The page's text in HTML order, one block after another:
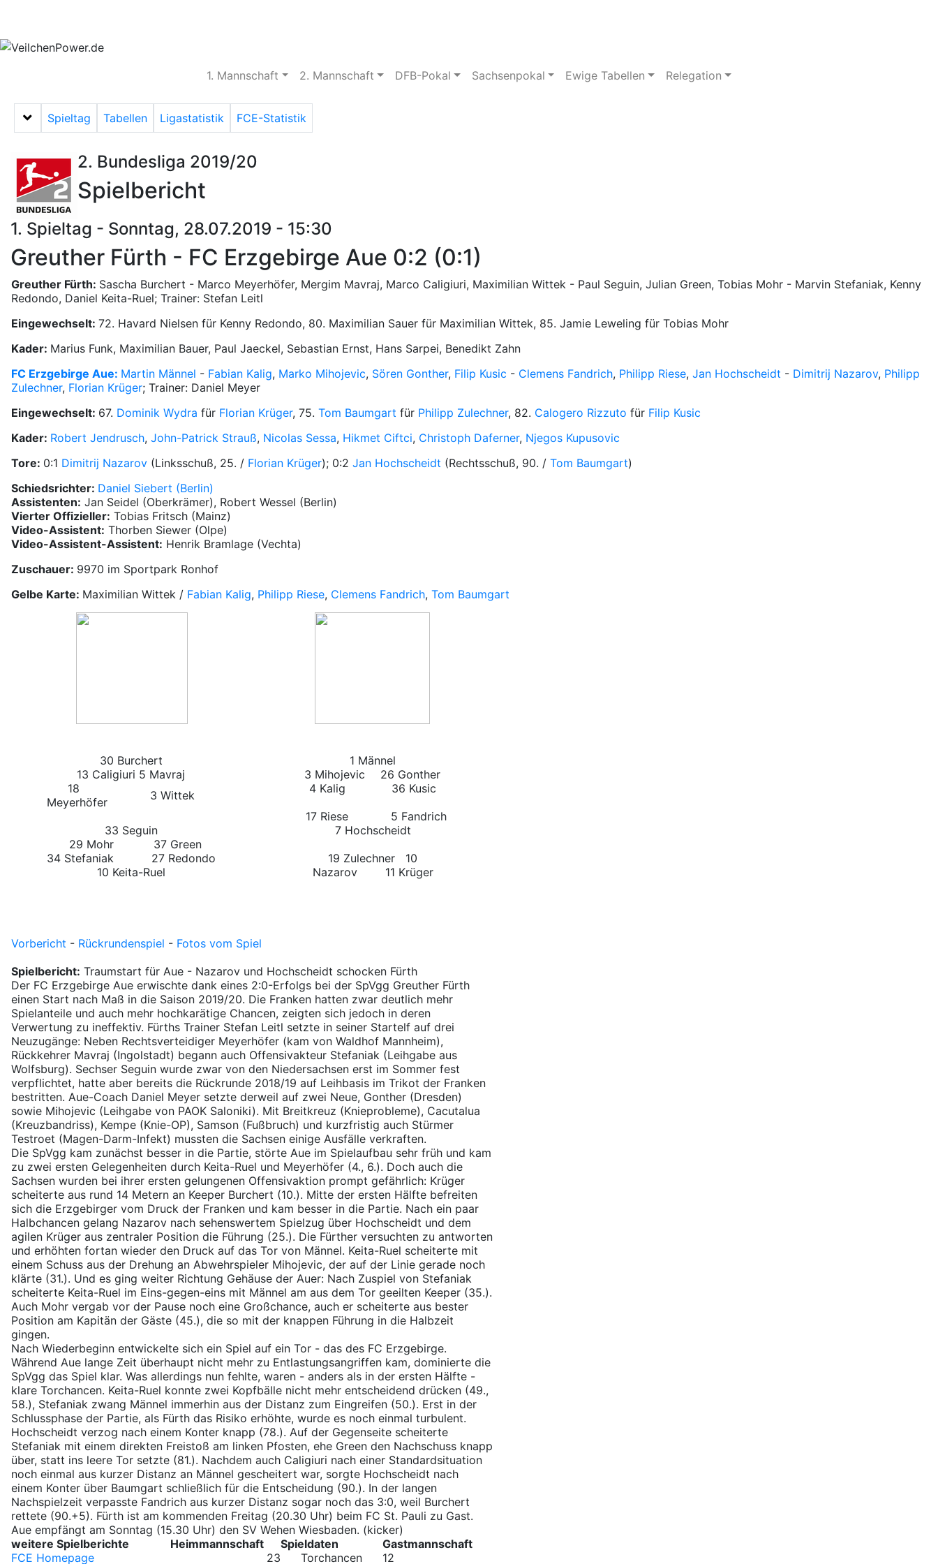
1. Mannschaft 2. Mannschaft DFB-Pokal Sachsenpokal Ewige Tabellen Relegation
Menü auf-/zuklappen
Spieltag Tabellen Ligastatistik FCE-Statistik
2. Bundesliga 2019/20
Spielbericht
1. Spieltag - Sonntag, 28.07.2019 - 15:30
Greuther Fürth - FC Erzgebirge Aue 0:2 (0:1)
Greuther Fürth: Sascha Burchert - Marco Meyerhöfer, Mergim Mavraj, Marco Caligiuri, Maximilian Wittek - Paul Seguin, Julian Green, Tobias Mohr - Marvin Stefaniak, Kenny
Redondo, Daniel Keita-Ruel; Trainer: Stefan Leitl
Eingewechselt: 72. Havard Nielsen für Kenny Redondo, 80. Maximilian Sauer für Maximilian Wittek, 85. Jamie Leweling für Tobias Mohr
Kader: Marius Funk, Maximilian Bauer, Paul Jaeckel, Sebastian Ernst, Hans Sarpei, Benedikt Zahn
FC Erzgebirge Aue: Martin Männel - Fabian Kalig, Marko Mihojevic, Sören Gonther, Filip Kusic - Clemens Fandrich, Philipp Riese, Jan Hochscheidt - Dimitrij Nazarov, Philipp
Zulechner, Florian Krüger; Trainer: Daniel Meyer
Eingewechselt: 67. Dominik Wydra für Florian Krüger, 75. Tom Baumgart für Philipp Zulechner, 82. Calogero Rizzuto für Filip Kusic
Kader: Robert Jendrusch, John-Patrick Strauß, Nicolas Sessa, Hikmet Ciftci, Christoph Daferner, Njegos Kupusovic
Tore: 0:1 Dimitrij Nazarov (Linksschuß, 25. / Florian Krüger); 0:2 Jan Hochscheidt (Rechtsschuß, 90. / Tom Baumgart)
Schiedsrichter: Daniel Siebert (Berlin)
Assistenten: Jan Seidel (Oberkrämer), Robert Wessel (Berlin)
Vierter Offizieller: Tobias Fritsch (Mainz)
Video-Assistent: Thorben Siewer (Olpe)
Video-Assistent-Assistent: Henrik Bramlage (Vechta)
Zuschauer: 9970 im Sportpark Ronhof
Gelbe Karte: Maximilian Wittek / Fabian Kalig, Philipp Riese, Clemens Fandrich, Tom Baumgart
30 Burchert
13 Caligiuri 5 Mavraj
18
Meyerhöfer
3 Wittek
33 Seguin
29 Mohr
37 Green
34 Stefaniak
27 Redondo
10 Keita-Ruel
1 Männel
3 Mihojevic
26 Gonther
4 Kalig
36 Kusic
17 Riese
5 Fandrich
7 Hochscheidt
19 Zulechner 10
Nazarov 11 Krüger
Vorbericht - Rückrundenspiel - Fotos vom Spiel
Spielbericht: Traumstart für Aue - Nazarov und Hochscheidt schocken Fürth
Der FC Erzgebirge Aue erwischte dank eines 2:0-Erfolgs bei der SpVgg Greuther Fürth
einen Start nach Maß in die Saison 2019/20. Die Franken hatten zwar deutlich mehr
Spielanteile und auch mehr hochkarätige Chancen, zeigten sich jedoch in deren
Verwertung zu ineffektiv. Fürths Trainer Stefan Leitl setzte in seiner Startelf auf drei
Neuzugänge: Neben Rechtsverteidiger Meyerhöfer (kam von Waldhof Mannheim),
Rückkehrer Mavraj (Ingolstadt) begann auch Offensivakteur Stefaniak (Leihgabe aus
Wolfsburg). Sechser Seguin wurde zwar von den Niedersachsen erst im Sommer fest
verpflichtet, hatte aber bereits die Rückrunde 2018/19 auf Leihbasis im Trikot der Franken
bestritten. Aue-Coach Daniel Meyer setzte derweil auf zwei Neue, Gonther (Dresden)
sowie Mihojevic (Leihgabe von PAOK Saloniki). Mit Breitkreuz (Knieprobleme), Cacutalua
(Kreuzbandriss), Kempe (Knie-OP), Samson (Fußbruch) und kurzfristig auch Stürmer
Testroet (Magen-Darm-Infekt) mussten die Sachsen einige Ausfälle verkraften.
Die SpVgg kam zunächst besser in die Partie, störte Aue im Spielaufbau sehr früh und kam
zu zwei ersten Gelegenheiten durch Keita-Ruel und Meyerhöfer (4., 6.). Doch auch die
Sachsen wurden bei ihrer ersten gelungenen Offensivaktion prompt gefährlich: Krüger
scheiterte aus rund 14 Metern an Keeper Burchert (10.). Mitte der ersten Hälfte befreiten
sich die Erzgebirger vom Druck der Franken und kam besser in die Partie. Nach ein paar
Halbchancen gelang Nazarov nach sehenswertem Spielzug über Hochscheidt und dem
agilen Krüger aus zentraler Position die Führung (25.). Die Fürther versuchten zu antworten
und erhöhten fortan wieder den Druck auf das Tor von Männel. Keita-Ruel scheiterte mit
einem Schuss aus der Drehung an Abwehrspieler Mihojevic, der auf der Linie gerade noch
klärte (31.). Und es ging weiter Richtung Gehäuse der Auer: Nach Zuspiel von Stefaniak
scheiterte Keita-Ruel im Eins-gegen-eins mit Männel am aus dem Tor geeilten Keeper (35.).
Auch Mohr vergab vor der Pause noch eine Großchance, auch er scheiterte aus bester
Position am Kapitän der Gäste (45.), die so mit der knappen Führung in die Halbzeit
gingen.
Nach Wiederbeginn entwickelte sich ein Spiel auf ein Tor - das des FC Erzgebirge.
Während Aue lange Zeit überhaupt nicht mehr zu Entlastungsangriffen kam, dominierte die
SpVgg das Spiel klar. Was allerdings nun fehlte, waren - anders als in der ersten Hälfte -
klare Torchancen. Keita-Ruel konnte zwei Kopfbälle nicht mehr entscheidend drücken (49.,
58.), Stefaniak zwang Männel immerhin aus der Distanz zum Eingreifen (50.). Erst in der
Schlussphase der Partie, als Fürth das Risiko erhöhte, wurde es noch einmal turbulent.
Hochscheidt verzog nach einem Konter knapp (78.). Auf der Gegenseite scheiterte
Stefaniak mit einem direkten Freistoß am linken Pfosten, ehe Green den Nachschuss knapp
über, statt ins leere Tor setzte (81.). Nachdem auch Caligiuri nach einer Standardsituation
noch einmal aus kurzer Distanz an Männel gescheitert war, sorgte Hochscheidt nach
einem Konter über Baumgart schließlich für die Entscheidung (90.). In der langen
Nachspielzeit verpasste Fandrich aus kurzer Distanz sogar noch das 3:0, weil Burchert
rettete (90.+5). Fürth ist am kommenden Freitag (20.30 Uhr) beim FC St. Pauli zu Gast.
Aue empfängt am Sonntag (15.30 Uhr) den SV Wehen Wiesbaden. (kicker)
weitere Spielberichte
Heimmannschaft Spieldaten
Gastmannschaft
FCE Homepage
23 Torchancen 12